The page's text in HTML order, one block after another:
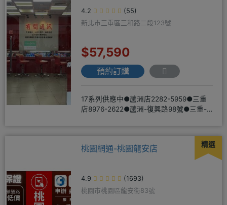
4.2
(55)
新北市三重區三和路二段123號
$57,590
預約訂購
17系列供應中●蘆洲店2282-5959●三重
店8976-2622●蘆洲-復興路98號●三重-
精選
桃園網通-桃園龍安店
4.9
(1693)
桃園市桃園區龍安街83號